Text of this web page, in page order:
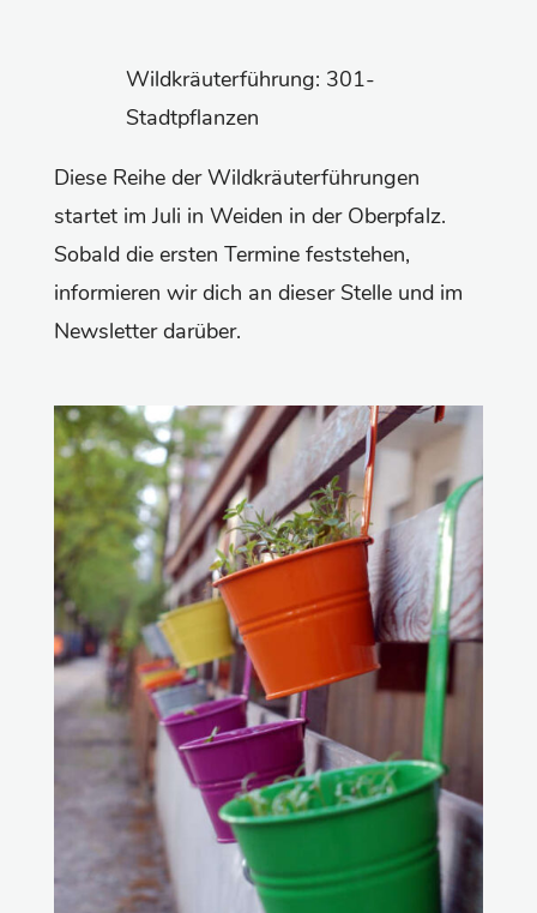
Wildkräuterführung: 301-
Stadtpflanzen
Diese Reihe der Wildkräuterführungen
startet im Juli in Weiden in der Oberpfalz.
Sobald die ersten Termine feststehen,
informieren wir dich an dieser Stelle und im
Newsletter darüber.